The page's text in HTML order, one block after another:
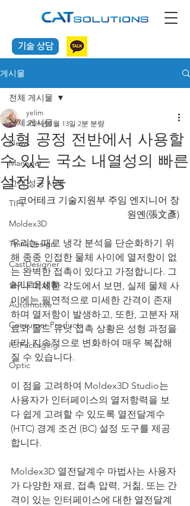
기술 상담
게시물
전체 게시물
News
Manager
고객 성공 사례
TIPs
Moldex3D
ThinkDesign
CastDesigner
슬기로운생활
Automotive
Consumer Products
IC Packaging
Optic
전체 게시물
성형 공정 전반에서 사용할
수 있는 국소 내열성의 빠른
설정 기능
yelim
2021년 1월 13일 2분 분량
코어테크 기술지원부 주임 엔지니어 장
원옌(張文彥)
우리는 때로 냉각 분석을 단순화하기 위
해 종종 인접한 물체 사이에 열저항이 없
는 완벽한 접촉이 있다고 가정합니다. 그
러나 미세한 각도에서 보면, 실제 물체 사
이에는 필연적으로 미세한 간격이 존재
하며 열저항이 발생하고, 또한, 고분자 재
료와 몰드 유닛 접촉 상황은 성형 과정을
따라 지속적으로 변화하여 매우 복잡해
질 수 있습니다.
이 점을 고려하여 Moldex3D Studio는
사용자가 인터페이스의 열저항력을 보
다 쉽게 고려할 수 있도록 열전달계수
(HTC) 경계 조건 (BC) 설정 도구를 제공
합니다.
Moldex3D 열전달계수 마법사는 사용자
가 다양한 재료, 접촉 압력, 거칢, 또는 간
격이 있는 인터페이스에 대한 열전달계